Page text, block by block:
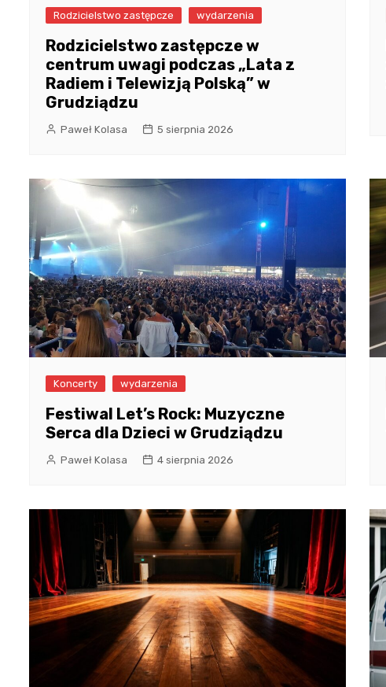
Rodzicielstwo zastępcze wydarzenia
Rodzicielstwo zastępcze w
centrum uwagi podczas „Lata z
Radiem i Telewizją Polską” w
Grudziądzu
Paweł Kolasa 5 sierpnia 2026
Koncerty wydarzenia
Festiwal Let’s Rock: Muzyczne
Serca dla Dzieci w Grudziądzu
Paweł Kolasa 4 sierpnia 2026